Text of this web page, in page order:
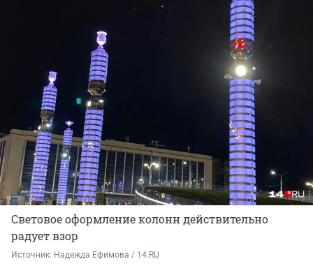
Световое оформление колонн действительно
радует взор
Источник: Надежда Ефимова / 14.RU